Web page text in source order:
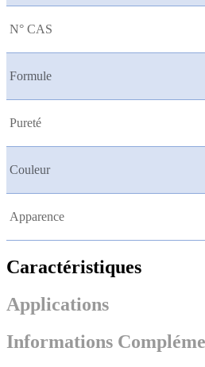
N° CAS
Formule
Pureté
Couleur
Apparence
Caractéristiques
Applications
Informations